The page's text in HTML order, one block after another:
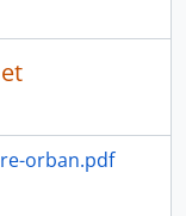
orban.pdf